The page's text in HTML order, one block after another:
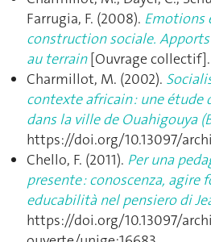
Farrugia, F. (2008). Emotions
construction sociale.
au terrain[Ouvrage collectif].
Charmillot, M. (2002).
contexte africain : une étude
dans la ville de Ouahigouya
https://doi.org/10.13097/
Chello, F. (2011). Per una
presente : conoscenza, agire
educabilità nel pensiero di
https://doi.org/10.13097/